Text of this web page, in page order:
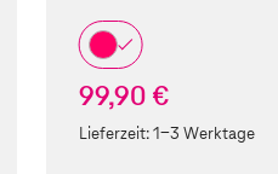
99,90 €
Lieferzeit:1-3 Werktage